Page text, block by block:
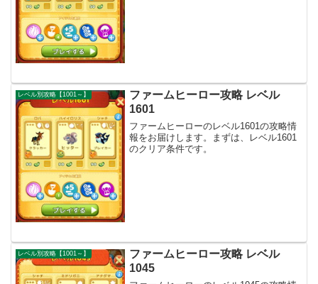
レベル別攻略【1001～】
ファームヒーロー攻略 レベル
1601
ファームヒーローのレベル1601の攻略情
報をお届けします。まずは、レベル1601
のクリア条件です。
レベル別攻略【1001～】
ファームヒーロー攻略 レベル
1045